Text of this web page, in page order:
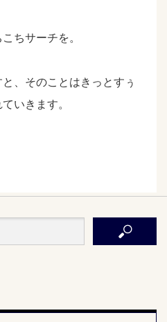
ちサーチを。
、そのことはきっとすぅ
いきます。